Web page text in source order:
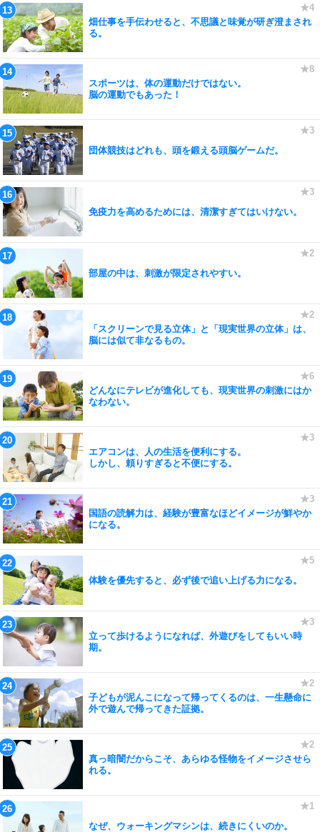
畑仕事を手伝わせると、不思議と味覚が研ぎ澄まされ
る。
スポーツは、体の運動だけではない。
脳の運動でもあった！
団体競技はどれも、頭を鍛える頭脳ゲームだ。
免疫力を高めるためには、清潔すぎてはいけない。
部屋の中は、刺激が限定されやすい。
「スクリーンで見る立体」と「現実世界の立体」は、
脳には似て非なるもの。
どんなにテレビが進化しても、現実世界の刺激にはか
なわない。
エアコンは、人の生活を便利にする。
しかし、頼りすぎると不便にする。
国語の読解力は、経験が豊富なほどイメージが鮮やか
になる。
体験を優先すると、必ず後で追い上げる力になる。
立って歩けるようになれば、外遊びをしてもいい時
期。
子どもが泥んこになって帰ってくるのは、一生懸命に
外で遊んで帰ってきた証拠。
真っ暗闇だからこそ、あらゆる怪物をイメージさせら
れる。
なぜ、ウォーキングマシンは、続きにくいのか。